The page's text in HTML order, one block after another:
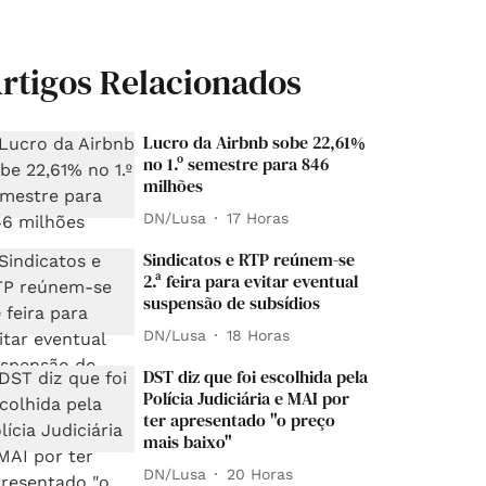
Relacionados
Lucro da Airbnb sobe 22,61%
no 1.º semestre para 846
milhões
DN/Lusa 17 Horas
Sindicatos e RTP reúnem-se
2.ª feira para evitar eventual
suspensão de subsídios
DN/Lusa 18 Horas
DST diz que foi escolhida pela
Polícia Judiciária e MAI por
ter apresentado "o preço
mais baixo"
DN/Lusa 20 Horas